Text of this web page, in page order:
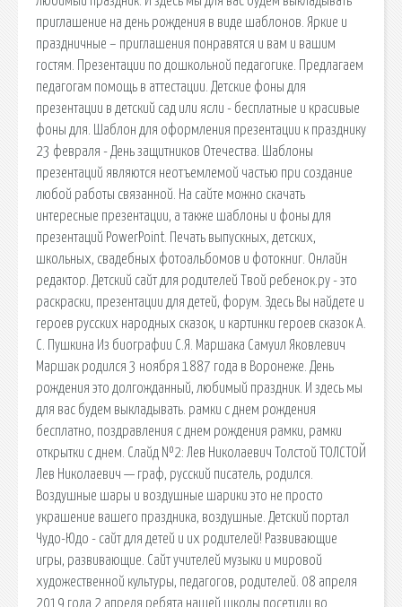
приглашение на день рождения в виде шаблонов. Яркие и
праздничные – приглашения понравятся и вам и вашим
гостям. Презентации по дошкольной педагогике. Предлагаем
педагогам помощь в аттестации. Детские фоны для
презентации в детский сад или ясли - бесплатные и красивые
фоны для. Шаблон для оформления презентации к празднику
23 февраля - День защитников Отечества. Шаблоны
презентаций являются неотъемлемой частью при создание
любой работы связанной. На сайте можно скачать
интересные презентации, а также шаблоны и фоны для
презентаций PowerPoint. Печать выпускных, детских,
школьных, свадебных фотоальбомов и фотокниг. Онлайн
редактор. Детский сайт для родителей Твой ребенок.ру - это
раскраски, презентации для детей, форум. Здесь Вы найдете и
героев русских народных сказок, и картинки героев сказок А.
С. Пушкина Из биографии С.Я. Маршака Самуил Яковлевич
Маршак родился 3 ноября 1887 года в Воронеже. День
рождения это долгожданный, любимый праздник. И здесь мы
для вас будем выкладывать. рамки с днем рождения
бесплатно, поздравления с днем рождения рамки, рамки
открытки с днем. Слайд №2: Лев Николаевич Толстой ТОЛСТОЙ
Лев Николаевич — граф, русский писатель, родился.
Воздушные шары и воздушные шарики это не просто
украшение вашего праздника, воздушные. Детский портал
Чудо-Юдо - сайт для детей и их родителей! Развивающие
игры, развивающие. Сайт учителей музыки и мировой
художественной культуры, педагогов, родителей. 08 апреля
2019 года 2 апреля ребята нашей школы посетили во